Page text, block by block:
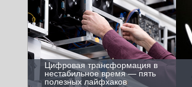
Цифровая трансформация в
нестабильное время — пять
полезных лайфхаков